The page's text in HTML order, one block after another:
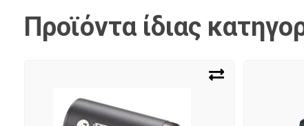
Προϊόντα ίδιας